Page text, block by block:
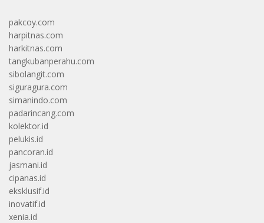
pakcoy.com
harpitnas.com
harkitnas.com
tangkubanperahu.com
sibolangit.com
siguragura.com
simanindo.com
padarincang.com
kolektor.id
pelukis.id
pancoran.id
jasmani.id
cipanas.id
eksklusif.id
inovatif.id
xenia.id